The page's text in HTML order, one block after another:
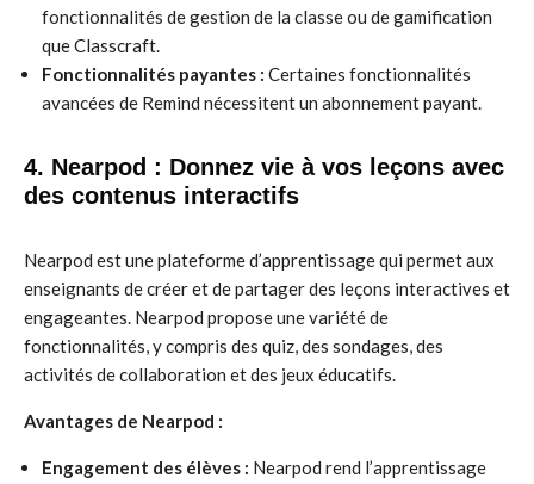
fonctionnalités de gestion de la classe ou de gamification
que Classcraft.
Fonctionnalités payantes : Certaines fonctionnalités
avancées de Remind nécessitent un abonnement payant.
4. Nearpod : Donnez vie à vos leçons avec
des contenus interactifs
Nearpod est une plateforme d’apprentissage qui permet aux
enseignants de créer et de partager des leçons interactives et
engageantes. Nearpod propose une variété de
fonctionnalités, y compris des quiz, des sondages, des
activités de collaboration et des jeux éducatifs.
Avantages de Nearpod :
Engagement des élèves : Nearpod rend l’apprentissage